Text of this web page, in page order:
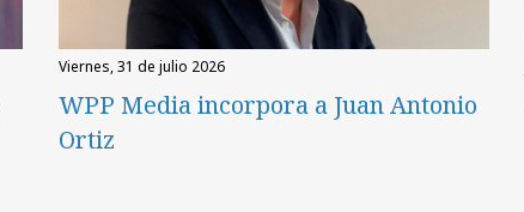
viernes, 31 de julio 2026
WPP Media incorpora a Juan Antonio
Ortiz